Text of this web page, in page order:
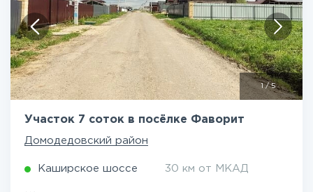
1 /5
Участок 7 соток в посёлке Фаворит
Домодедовский район
Каширское шоссе 30 км от МКАД